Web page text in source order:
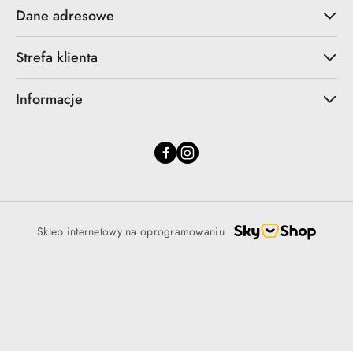
Dane adresowe
Strefa klienta
Informacje
Sklep internetowy na oprogramowaniu